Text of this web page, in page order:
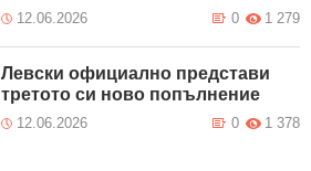
12.06.2026 1 279
0
Левски официално представи
третото си ново попълнение
12.06.2026 1 378
0